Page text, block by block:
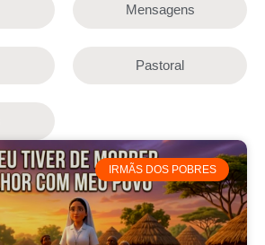
Mensagens
Pastoral
IRMÃS DOS POBRES